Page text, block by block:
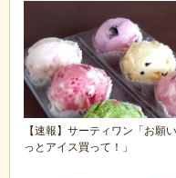
【速報】サーティワン「お願
っとアイス買って！」